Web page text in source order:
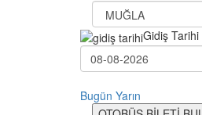
Gidiş Tarihi
Bugün Yarın